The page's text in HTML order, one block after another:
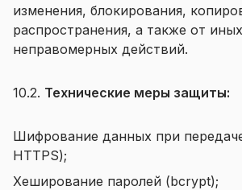
изменения, блокирования,
распространения, а также от иных
неправомерных действий.
10.2. Технические меры защиты:
Шифрование данных при
HTTPS);
Хеширование паролей (bcrypt);